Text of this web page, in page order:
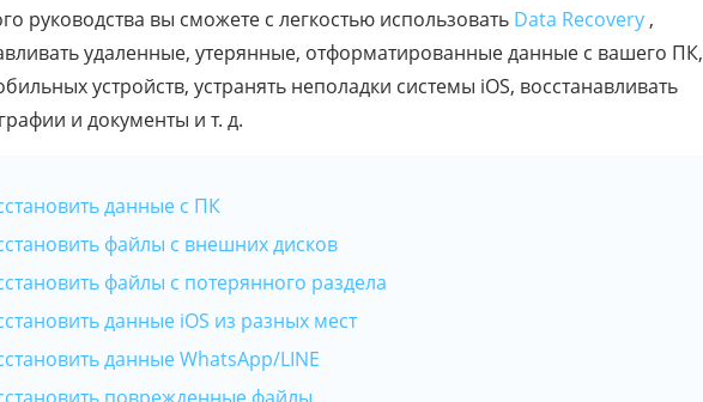
руководства вы сможете с легкостью использовать Data Recovery ,
удаленные, утерянные, отформатированные данные с вашего ПК,
устройств, устранять неполадки системы iOS, восстанавливать
и документы и т. д.
данные с ПК
файлы с внешних дисков
файлы с потерянного раздела
данные iOS из разных мест
данные WhatsApp/LINE